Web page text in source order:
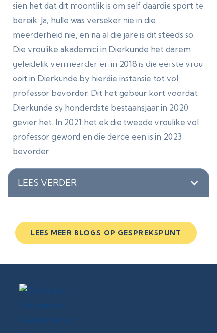
sien het dat dit moontlik is om self daardie sport te
bereik. Ja, hulle was verseker nie in die
meerderheid nie, en na al die jare is dit steeds so.
Die vroulike akademici in Dierkunde het darem
geleidelik vermeerder en in 2018 is die eerste vrou
ooit in Dierkunde by hierdie instansie tot vol
professor bevorder. Dit het gebeur kort voordat
Dierkunde sy honderdste bestaansjaar in 2020
gevier het. In 2021 het ek die tweede vroulike vol
professor geword en die derde een is in 2023
bevorder.
LEES VERDER
LEES MEER BLOGS OP GESPREKSPUNT